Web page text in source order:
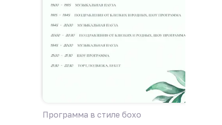
Программа в стиле бохо